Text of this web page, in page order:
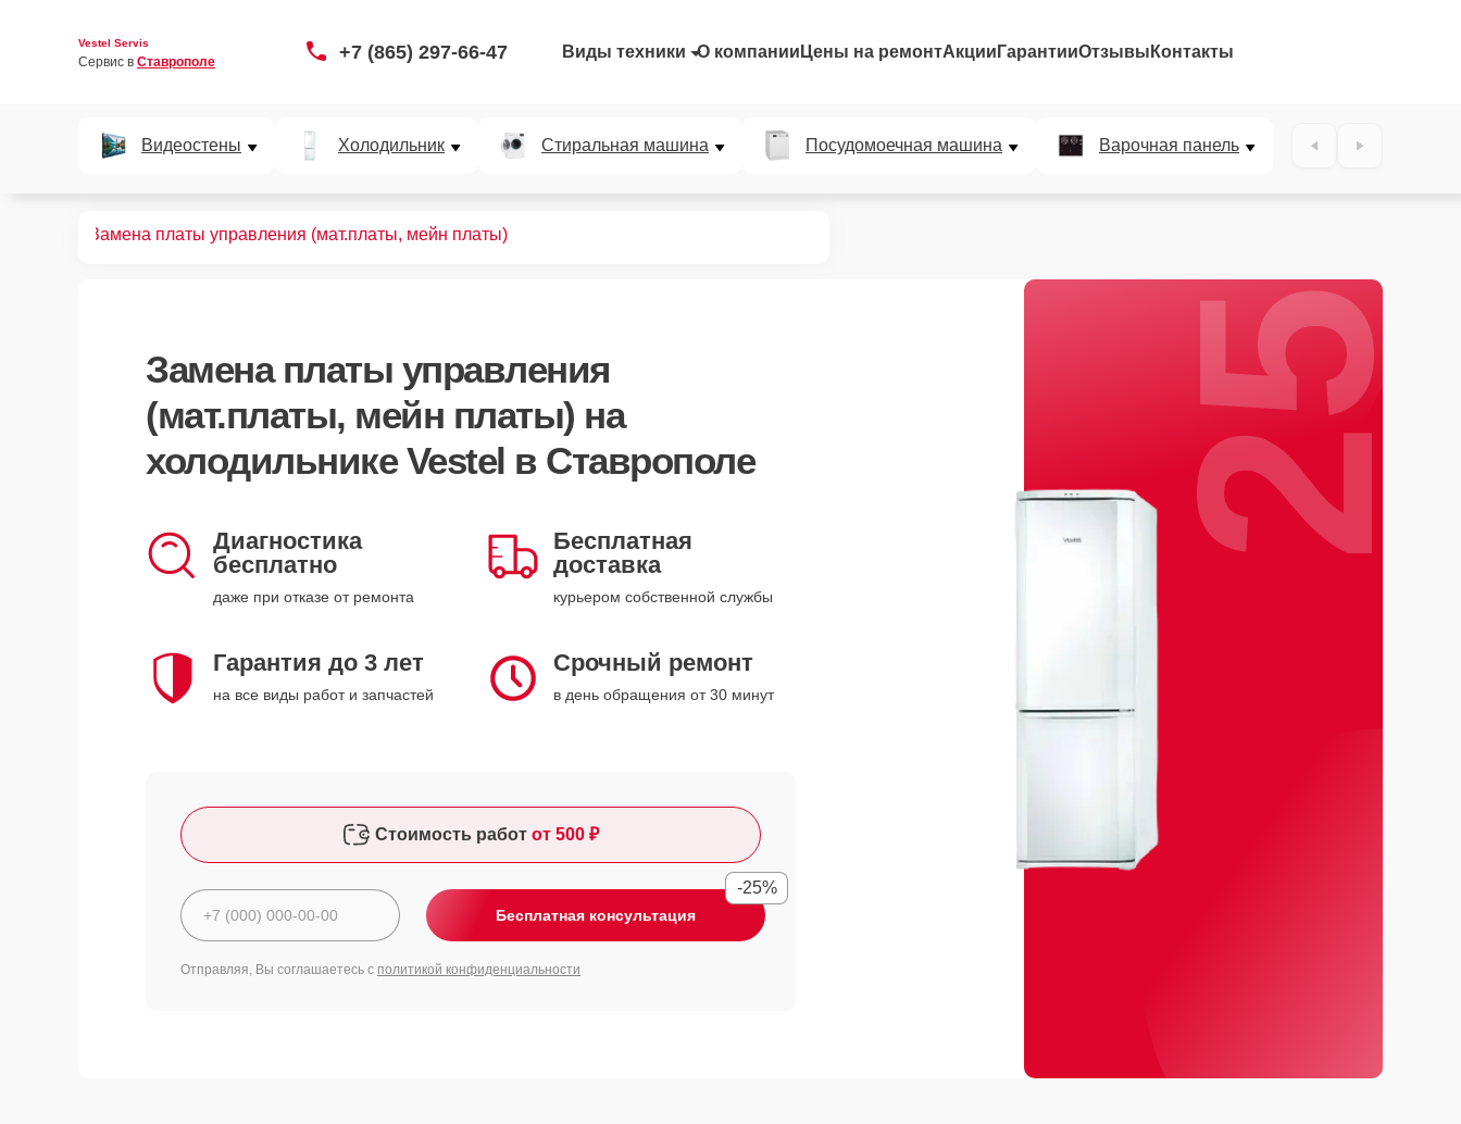
Vestel Servis
Сервис в Ставрополе +7 (865) 297-66-47 Виды техники О компании Цены на ремонтАкции ГарантииОтзывы Контакты
Видеостены Холодильник Стиральная машина Посудомоечная машина Варочная панель
Замена платы управления (мат.платы, мейн платы)
Замена платы управления
(мат.платы, мейн платы) на
холодильнике Vestel в Ставрополе
Диагностика
бесплатно
даже при отказе от ремонта
Бесплатная
доставка
курьером собственной службы
Гарантия до 3 лет
на все виды работ и запчастей
Срочный ремонт
в день обращения от 30 минут
Стоимость работ от 500 ₽
Бесплатная консультация
-25%
Отправляя, Вы соглашаетесь с политикой конфиденциальности
25%